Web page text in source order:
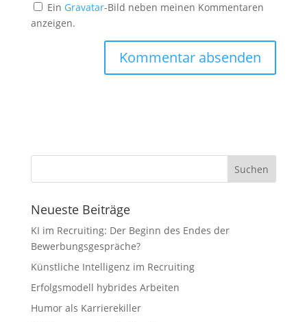
Ein Gravatar-Bild neben meinen Kommentaren
anzeigen.
Neueste Beiträge
KI im Recruiting: Der Beginn des Endes der
Bewerbungsgespräche?
Künstliche Intelligenz im Recruiting
Erfolgsmodell hybrides Arbeiten
Humor als Karrierekiller